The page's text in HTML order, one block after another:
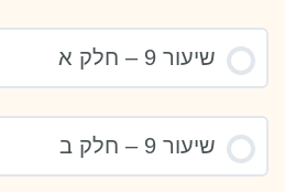
שיעור 9 – חלק א
שיעור 9 – חלק ב